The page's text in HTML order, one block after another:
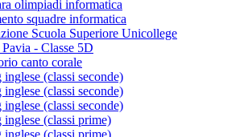
olimpiadi informatica
squadre informatica
Scuola Superiore Unicollege
- Classe 5D
canto corale
(classi seconde)
(classi seconde)
(classi seconde)
inglese (classi prime)